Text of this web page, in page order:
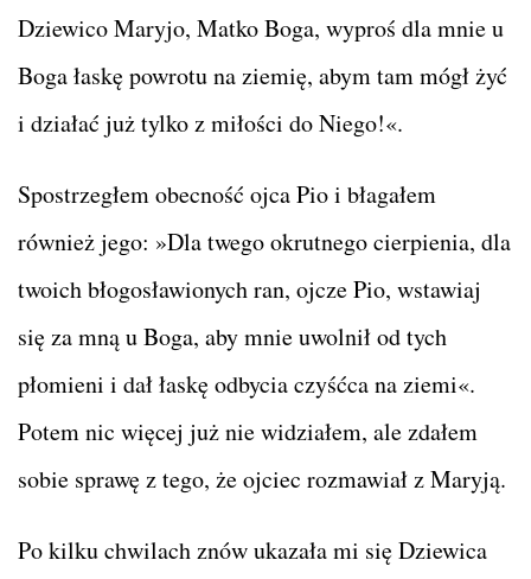
Dziewico Maryjo, Matko Boga, wyproś dla mnie u
Boga łaskę powrotu na ziemię, abym tam mógł żyć
i działać już tylko z miłości do Niego!«.
Spostrzegłem obecność ojca Pio i błagałem
również jego: »Dla twego okrutnego cierpienia, dla
twoich błogosławionych ran, ojcze Pio, wstawiaj
się za mną u Boga, aby mnie uwolnił od tych
płomieni i dał łaskę odbycia czyśćca na ziemi«.
Potem nic więcej już nie widziałem, ale zdałem
sobie sprawę z tego, że ojciec rozmawiał z Maryją.
Po kilku chwilach znów ukazała mi się Dziewica